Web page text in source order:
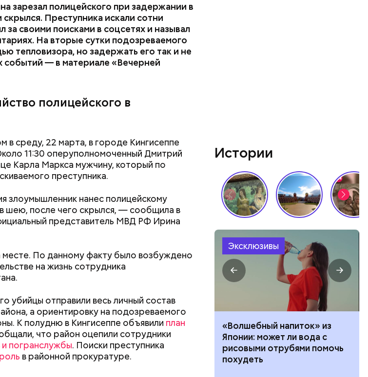
зарезал полицейского при задержании в
Преступника искали сотни
за своими поисками в соцсетях и называл
На вторые сутки подозреваемого
тепловизора, но задержать его так и не
событий — в материале «Вечерней
полицейского в
в среду, 22 марта, в городе Кингисеппе
11:30 оперуполномоченный Дмитрий
Карла Маркса мужчину, который по
преступника.
злоумышленник нанес полицейскому
шею, после чего скрылся, — сообщила в
представитель МВД РФ Ирина
месте. По данному факту было возбуждено
на жизнь сотрудника
убийцы отправили весь личный состав
а ориентировку на подозреваемого
К полудню в Кингисеппе объявили план
что район оцепили сотрудники
погранслужбы. Поиски преступника
в районной прокуратуре.
Истории
Эксклюзивы
история
храма
Ни одного дня не работал:
артист Юрий Куклачев —
откровенно о профессии
клоуна
«Волшебный напиток» из
Японии: может ли вода с
рисовыми отрубями помочь
похудеть